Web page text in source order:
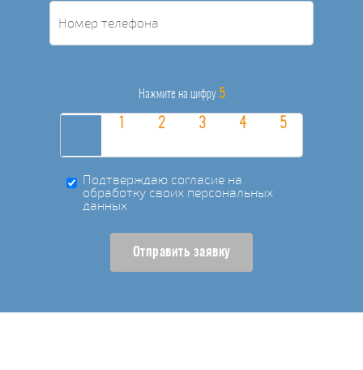
Нажмите на цифру 5
Подтверждаю согласие на
обработку своих персональных
данных
Отправить заявку